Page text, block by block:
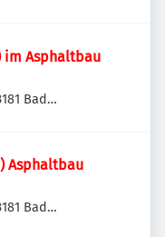
Asphaltbau
Bad
Asphaltbau
Bad